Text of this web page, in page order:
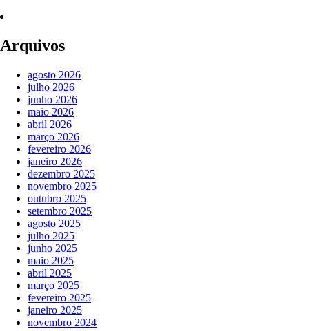
Arquivos
agosto 2026
julho 2026
junho 2026
maio 2026
abril 2026
março 2026
fevereiro 2026
janeiro 2026
dezembro 2025
novembro 2025
outubro 2025
setembro 2025
agosto 2025
julho 2025
junho 2025
maio 2025
abril 2025
março 2025
fevereiro 2025
janeiro 2025
novembro 2024